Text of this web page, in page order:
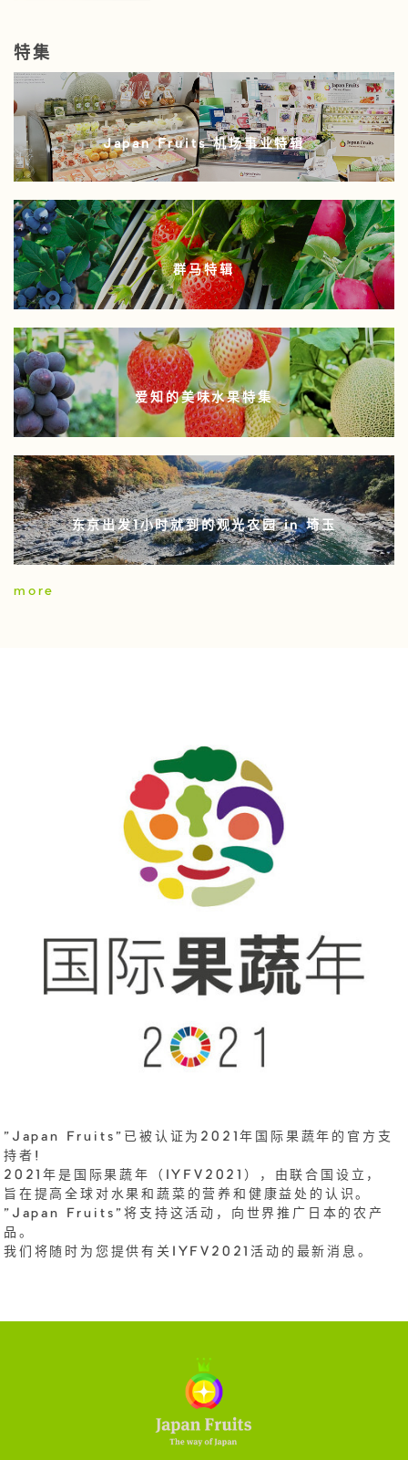
特集
Japan Fruits 机场事业特辑
群马特辑
爱知的美味水果特集
东京出发1小时就到的观光农园 in 埼玉
more
"Japan Fruits"已被认证为2021年国际果蔬年的官方支
持者!
2021年是国际果蔬年（IYFV2021），由联合国设立，
旨在提高全球对水果和蔬菜的营养和健康益处的认识。
"Japan Fruits"将支持这活动，向世界推广日本的农产
品。
我们将随时为您提供有关IYFV2021活动的最新消息。